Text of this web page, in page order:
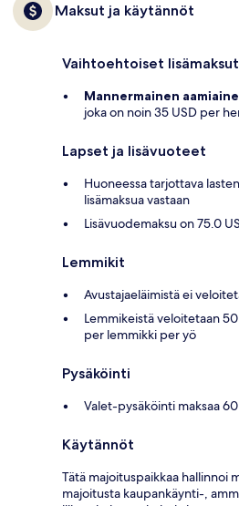
Maksut ja käytännöt
Vaihtoehtoiset lisämaksut
Mannermainen
joka on noin 35 USD per
Lapset ja lisävuoteet
Huoneessa tarjottava
lisämaksua vastaan
Lisävuodemaksu on 75.0
Lemmikit
Avustajaeläimistä ei
Lemmikeistä veloitetaan
per lemmikki per yö
Pysäköinti
Valet-pysäköinti maksaa
Käytännöt
Tätä majoituspaikkaa hallinnoi
majoitusta kaupankäynti-,